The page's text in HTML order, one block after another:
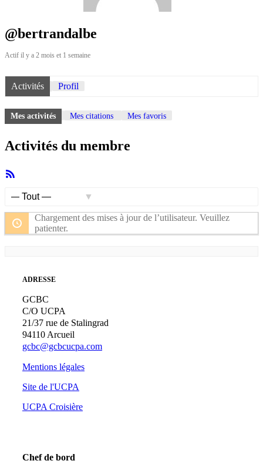
@bertrandalbe
Actif il y a 2 mois et 1 semaine
Activités Profil
Mes activités Mes citations Mes favoris
Activités du membre
par
activité:
Chargement des mises à jour de l’utilisateur. Veuillez
patienter.
ADRESSE
GCBC
C/O UCPA
21/37 rue de Stalingrad
94110 Arcueil
gcbc@gcbcucpa.com
Mentions légales
Site de l'UCPA
UCPA Croisière
Chef de bord